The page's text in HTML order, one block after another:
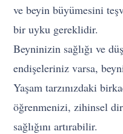
ve beyin büyümesini
bir uyku gereklidir.
Beyninizin sağlığı ve
endişeleriniz varsa,
Yaşam tarzınızdaki
öğrenmenizi, zihinsel
sağlığını artırabilir.